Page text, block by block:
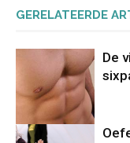
GERELATEERDE
De